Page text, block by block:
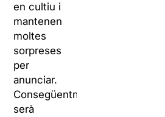
en cultiu i
mantenen
moltes
sorpreses
per
anunciar.
Consegüentment,
serà